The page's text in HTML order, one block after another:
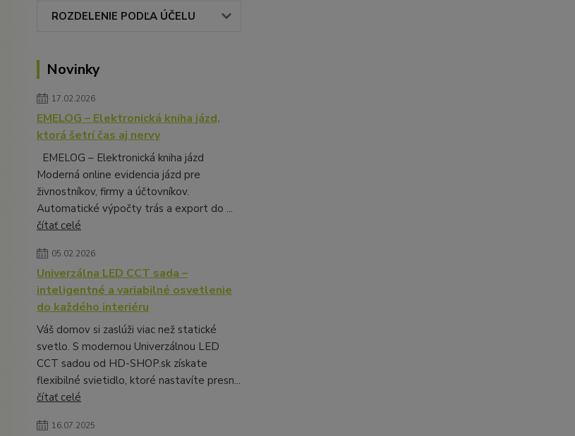
ROZDELENIE PODĽA ÚČELU
Novinky
17.02.2026
EMELOG – Elektronická kniha jázd,
ktorá šetrí čas aj nervy
EMELOG – Elektronická kniha jázd
Moderná online evidencia jázd pre
živnostníkov, firmy a účtovníkov.
Automatické výpočty trás a export do ...
čítať celé
05.02.2026
Univerzálna LED CCT sada –
inteligentné a variabilné osvetlenie
do každého interiéru
Váš domov si zaslúži viac než statické
svetlo. S modernou Univerzálnou LED
CCT sadou od HD-SHOP.sk získate
flexibilné svietidlo, ktoré nastavíte presn...
čítať celé
16.07.2025